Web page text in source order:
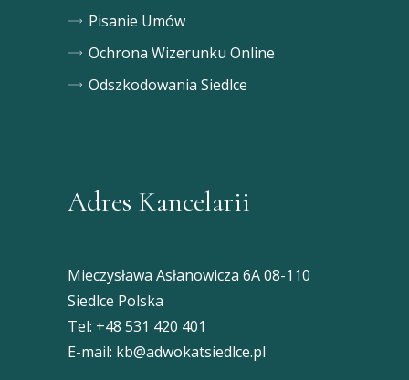
Pisanie Umów
Ochrona Wizerunku Online
Odszkodowania Siedlce
Adres Kancelarii
Mieczysława Asłanowicza 6A 08-110
Siedlce Polska
Tel: +48 531 420 401
E-mail: kb@adwokatsiedlce.pl